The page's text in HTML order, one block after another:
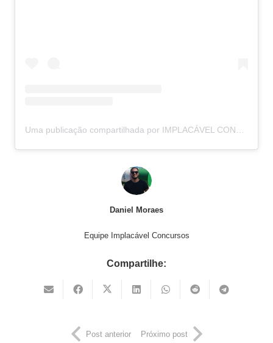
Uma publicação compartilhada por IMPLACÁVEL CONCURSOS (@implacavelconcursos)
Daniel Moraes
Equipe Implacável Concursos
Compartilhe:
Post anterior Próximo post